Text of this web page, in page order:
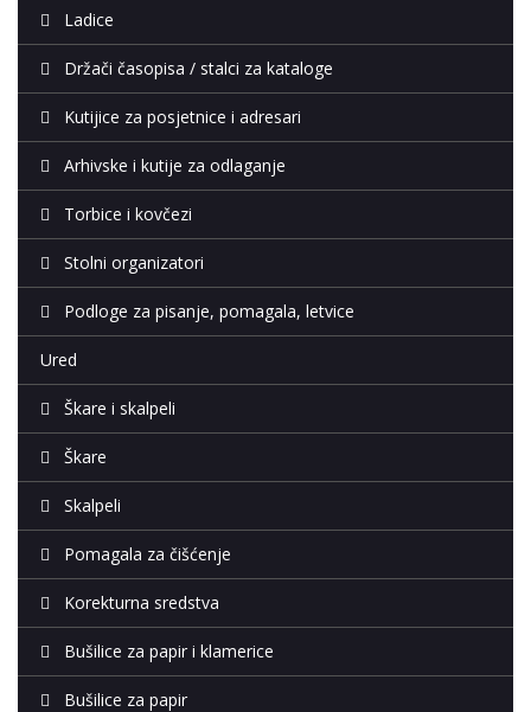
Ladice
Držači časopisa / stalci za kataloge
Kutijice za posjetnice i adresari
Arhivske i kutije za odlaganje
Torbice i kovčezi
Stolni organizatori
Podloge za pisanje, pomagala, letvice
Ured
Škare i skalpeli
Škare
Skalpeli
Pomagala za čišćenje
Korekturna sredstva
Bušilice za papir i klamerice
Bušilice za papir